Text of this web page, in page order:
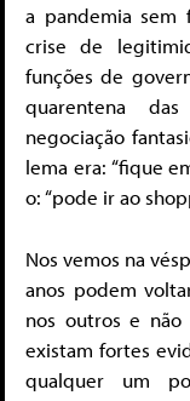
a pandemia
crise de
funções de
quarentena
negociação
lema era: “fique
o: “pode ir ao
Nos vemos na
anos podem
nos outros e não
existam fortes
qualquer um